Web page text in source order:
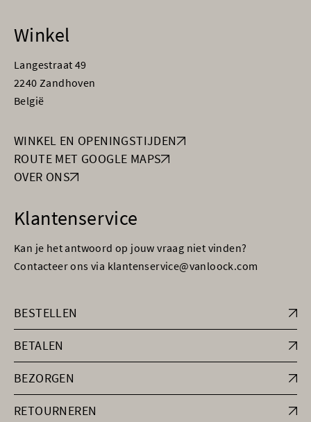
Winkel
Langestraat 49
2240 Zandhoven
België
WINKEL EN OPENINGSTIJDEN
ROUTE MET GOOGLE MAPS
OVER ONS
Klantenservice
Kan je het antwoord op jouw vraag niet vinden?
Contacteer ons via klantenservice@vanloock.com
BESTELLEN
BETALEN
BEZORGEN
RETOURNEREN